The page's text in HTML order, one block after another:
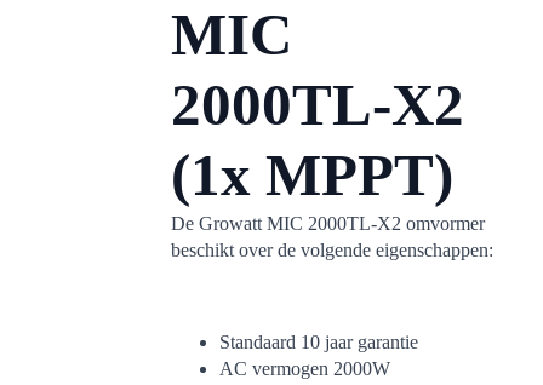
MIC
2000TL-X2
(1x MPPT)
De Growatt MIC 2000TL-X2 omvormer
beschikt over de volgende eigenschappen:
Standaard 10 jaar garantie
AC vermogen 2000W